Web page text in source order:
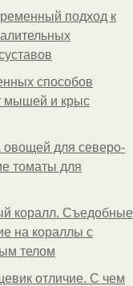
подход к
способов
мышей и крыс
овощей для северо-
томаты для
коралл. Съедобные
на кораллы с
телом
отличие. С чем